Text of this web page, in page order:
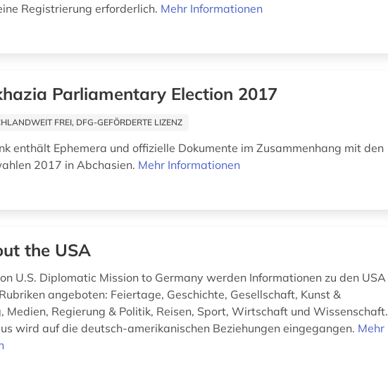
Registrierung erforderlich. Mehr Informationen
Parliamentary Election 2017
FREI, DFG-GEFÖRDERTE LIZENZ
enthält Ephemera und offizielle Dokumente im Zusammenhang mit den
2017 in Abchasien. Mehr Informationen
the USA
U.S. Diplomatic Mission to Germany werden Informationen zu den USA
angeboten: Feiertage, Geschichte, Gesellschaft, Kunst &
Medien, Regierung & Politik, Reisen, Sport, Wirtschaft und Wissenschaft.
wird auf die deutsch-amerikanischen Beziehungen eingegangen. Mehr